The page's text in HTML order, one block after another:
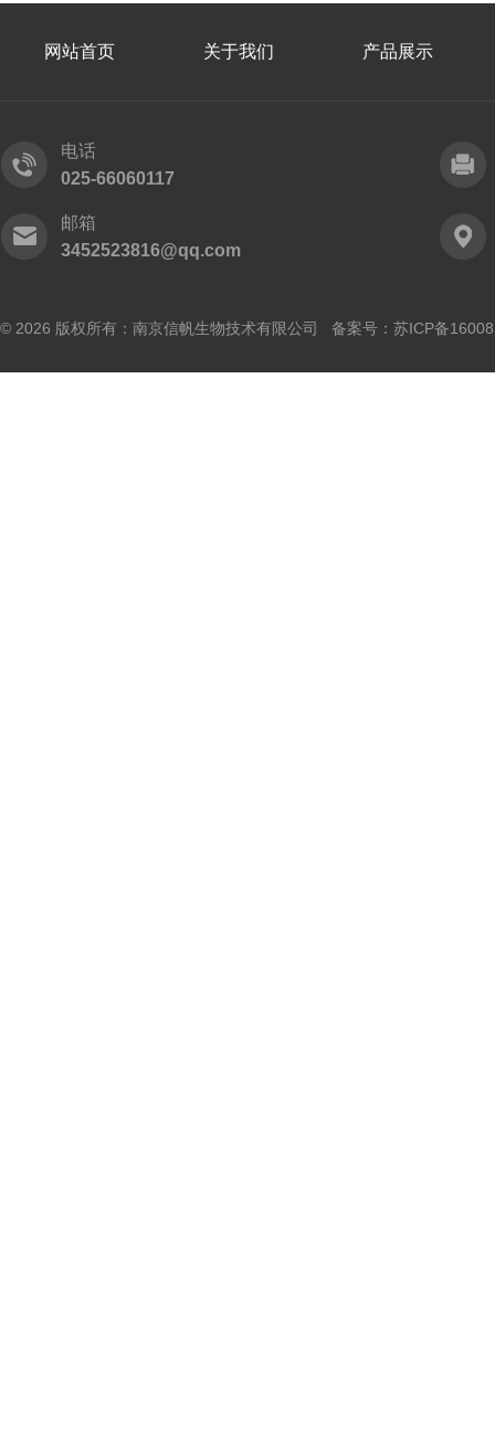
网站首页 关于我们 产品展示
电话
025-66060117
邮箱
3452523816@qq.com
© 2026 版权所有：南京信帆生物技术有限公司 备案号： 苏ICP备